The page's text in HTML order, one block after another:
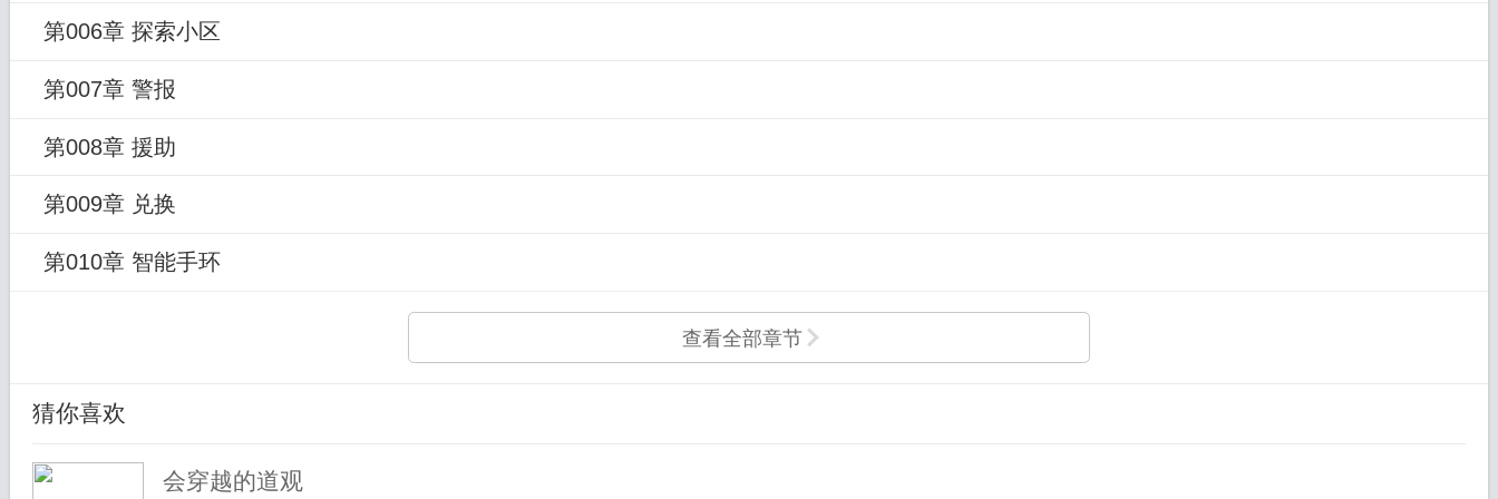
第006章 探索小区
第007章 警报
第008章 援助
第009章 兑换
第010章 智能手环
查看全部章节
猜你喜欢
会穿越的道观